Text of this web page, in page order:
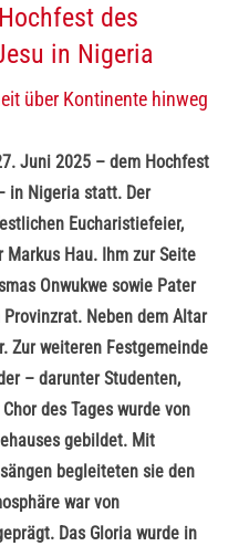
des
in Nigeria
über Kontinente hinweg
Juni 2025 – dem Hochfest
in Nigeria statt. Der
Eucharistiefeier,
Hau. Ihm zur Seite
Onwukwe sowie Pater
Neben dem Altar
Zur weiteren Festgemeinde
– darunter Studenten,
des Tages wurde von
gebildet. Mit
begleiteten sie den
war von
Das Gloria wurde in